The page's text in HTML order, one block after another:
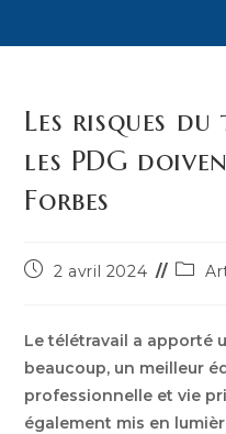
Les risques
les PDG
Forbes
Publication
2 avril 2024
Post
Le télétravail a apporté
beaucoup, un meilleur
professionnelle et vie
également mis en